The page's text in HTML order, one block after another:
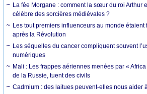
La fée Morgane : comment la sœur du roi Arthur
célèbre des sorcières médiévales ?
Les tout premiers influenceurs au monde étaient
après la Révolution
Les séquelles du cancer compliquent souvent
numériques
Mali : Les frappes aériennes menées par «
de la Russie, tuent des civils
Cadmium : des laitues peuvent-elles nous aider